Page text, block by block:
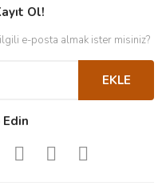
Ol!
e-posta almak ister misiniz?
EKLE
Edin